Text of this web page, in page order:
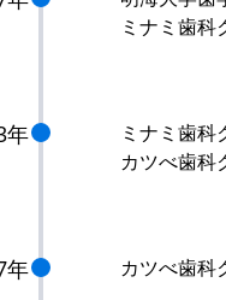
ミナミ歯科
年
ミナミ歯科
カツべ歯科
年 カツべ歯科